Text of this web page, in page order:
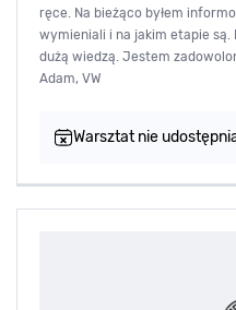
ręce. Na bieżąco byłem
wymieniali i na jakim etapie są.
dużą wiedzą. Jestem
Adam, VW
Warsztat nie